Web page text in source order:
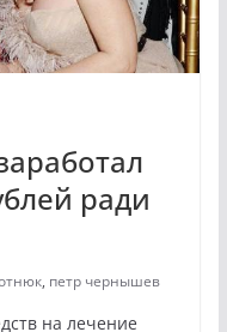
ради
, петр чернышев
на лечение